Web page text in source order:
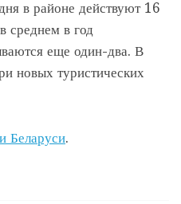
в районе действуют 16
среднем в год
еще один-два. В
новых туристических
Беларуси.